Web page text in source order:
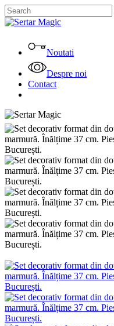
Skip
to
content
Close
Noutati
Despre noi
Contact